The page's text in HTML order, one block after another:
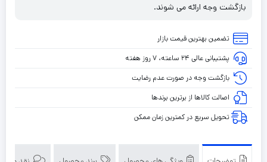
بازگشت وجه ارائه می شوند.
تضمین بهترین قیمت بازار
پشتیبانی عالی ۲۴ ساعته، ۷ روز هفته
بازگشت وجه در صورت عدم رضایت
اصالت کالاها از برترین برندها
تحویل سریع در کمترین زمان ممکن